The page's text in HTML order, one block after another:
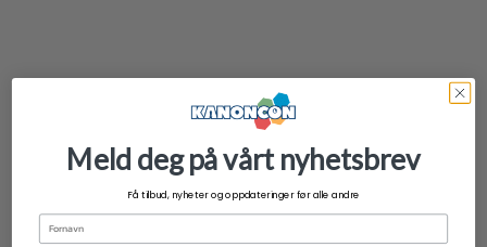
Meld deg på vårt nyhetsbrev
Få tilbud, nyheter og oppdateringer før alle andre